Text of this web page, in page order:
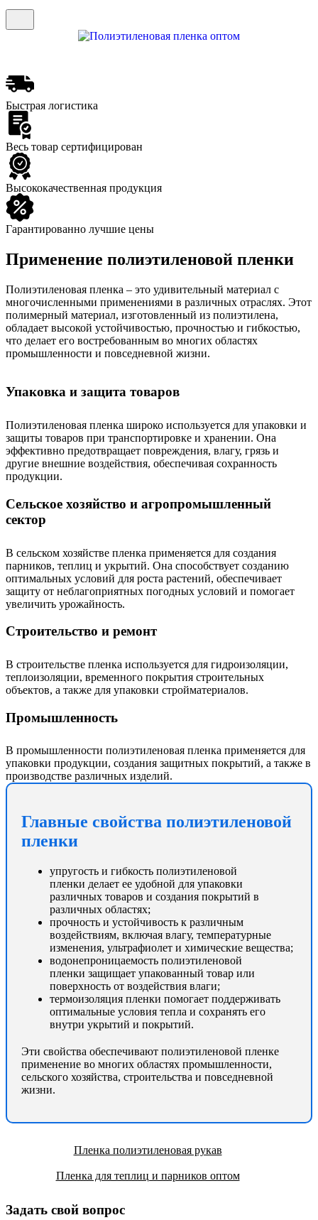
Быстрая логистика
Весь товар сертифицирован
Высококачественная продукция
Гарантированно лучшие цены
Применение полиэтиленовой пленки
Полиэтиленовая пленка – это удивительный материал с
многочисленными применениями в различных отраслях. Этот
полимерный материал, изготовленный из полиэтилена,
обладает высокой устойчивостью, прочностью и гибкостью,
что делает его востребованным во многих областях
промышленности и повседневной жизни.
Упаковка и защита товаров
Полиэтиленовая пленка широко используется для упаковки и
защиты товаров при транспортировке и хранении. Она
эффективно предотвращает повреждения, влагу, грязь и
другие внешние воздействия, обеспечивая сохранность
продукции.
Сельское хозяйство и агропромышленный
сектор
В сельском хозяйстве пленка применяется для создания
парников, теплиц и укрытий. Она способствует созданию
оптимальных условий для роста растений, обеспечивает
защиту от неблагоприятных погодных условий и помогает
увеличить урожайность.
Строительство и ремонт
В строительстве пленка используется для гидроизоляции,
теплоизоляции, временного покрытия строительных
объектов, а также для упаковки стройматериалов.
Промышленность
В промышленности полиэтиленовая пленка применяется для
упаковки продукции, создания защитных покрытий, а также в
производстве различных изделий.
Главные свойства полиэтиленовой
пленки
упругость и гибкость полиэтиленовой
пленки делает ее удобной для упаковки
различных товаров и создания покрытий в
различных областях;
прочность и устойчивость к различным
воздействиям, включая влагу, температурные
изменения, ультрафиолет и химические вещества;
водонепроницаемость полиэтиленовой
пленки защищает упакованный товар или
поверхность от воздействия влаги;
термоизоляция пленки помогает поддерживать
оптимальные условия тепла и сохранять его
внутри укрытий и покрытий.
Эти свойства обеспечивают полиэтиленовой пленке
применение во многих областях промышленности,
сельского хозяйства, строительства и повседневной
жизни.
Пленка полиэтиленовая рукав
Пленка для теплиц и парников оптом
Задать свой вопрос